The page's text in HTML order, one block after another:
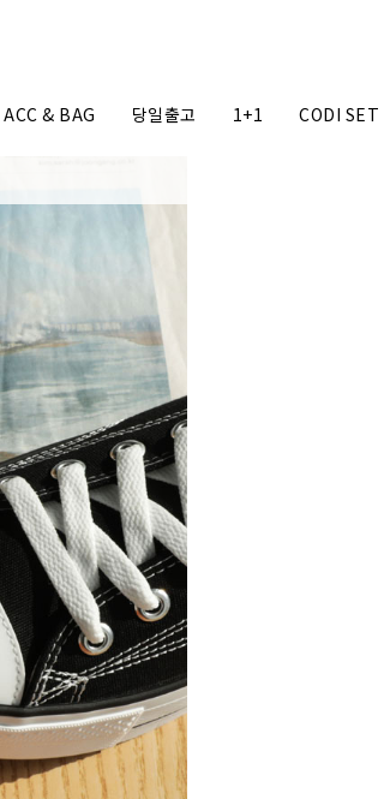
ACC & BAG 당일출고 1+1 CODI SET